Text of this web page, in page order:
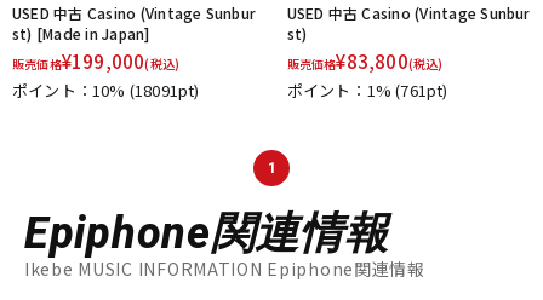
USED 中古 Casino (Vintage Sunbur
st) [Made in Japan]
販売価格¥199,000(税込)
ポイント：10% (18091pt)
USED 中古 Casino (Vintage Sunbur
st)
販売価格¥83,800(税込)
ポイント：1%(761pt)
1
Epiphone関連情報
Ikebe MUSIC INFORMATION Epiphone関連情報